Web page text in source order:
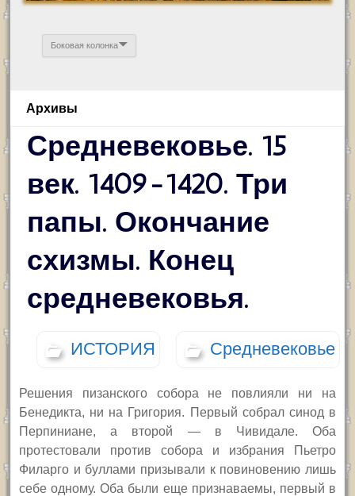
Боковая колонка
Архивы
Средневековье. 15
век. 1409-1420. Три
папы. Окончание
схизмы. Конец
средневековья.
ИСТОРИЯ Средневековье
Решения пизанского собора не повлияли ни на
Бенедикта, ни на Григория. Первый собрал синод в
Перпиниане,а второй — в Чивидале. Оба
протестовали против собора и избрания Пьетро
Филарго и буллами призывали к повиновению лишь
себе одному. Оба были еще признаваемы, первый в